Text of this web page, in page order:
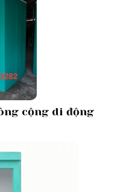
cộng di động